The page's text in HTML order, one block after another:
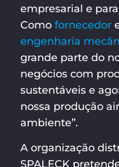
empresarial e
Como fornecedor
engenharia
grande parte do
negócios com
sustentáveis e
nossa produção
ambiente”.
A organização
SPALECK